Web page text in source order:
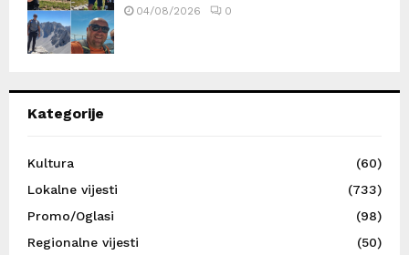
04/08/2026 0
Kategorije
Kultura
(60)
Lokalne vijesti
(733)
Promo/Oglasi
(98)
Regionalne vijesti
(50)